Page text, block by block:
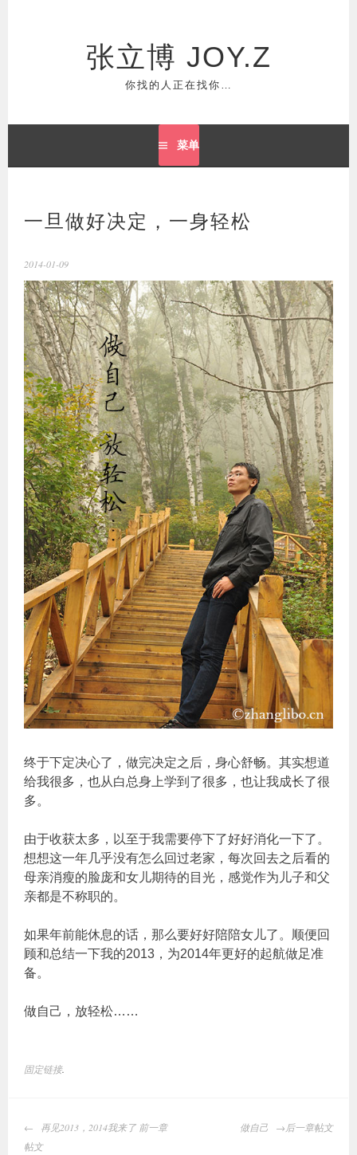
张立博 JOY.Z
你找的人正在找你…
菜单
一旦做好决定，一身轻松
2014-01-09
终于下定决心了，做完决定之后，身心舒畅。其实想道
给我很多，也从白总身上学到了很多，也让我成长了很
多。
由于收获太多，以至于我需要停下了好好消化一下了。
想想这一年几乎没有怎么回过老家，每次回去之后看的
母亲消瘦的脸庞和女儿期待的目光，感觉作为儿子和父
亲都是不称职的。
如果年前能休息的话，那么要好好陪陪女儿了。顺便回
顾和总结一下我的2013，为2014年更好的起航做足准
备。
做自己，放轻松……
固定链接.
文
章
再见2013，2014我来了 前一章
帖文
做自己 后一章帖文